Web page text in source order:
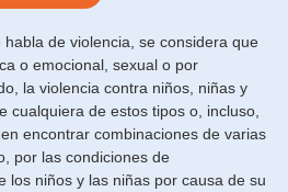
de violencia, se considera que
o emocional, sexual o por
la violencia contra niños, niñas y
cualquiera de estos tipos o, incluso,
encontrar combinaciones de varias
por las condiciones de
los niños y las niñas por causa de su